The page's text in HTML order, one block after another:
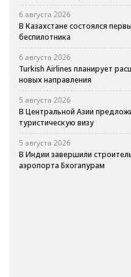
6 августа 2026
В Казахстане состоялся
беспилотника
6 августа 2026
Turkish Airlines планирует
новых направления
5 августа 2026
В Центральной Азии
туристическую визу
5 августа 2026
В Индии завершили
аэропорта Бхогапурам